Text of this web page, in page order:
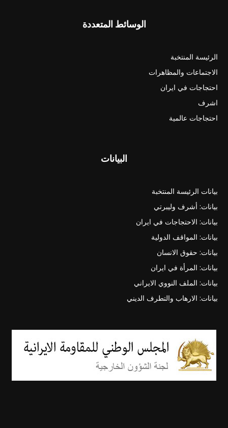
الوسائط المتعددة
الرئيسة المنتخبة
الاجتماعات والمظاهرات
احتجاجات في ايران
اشرف
احتجاجات عالمية
البيانات
بيانات الرئيسة المنتخبة
بيانات: أشرف وليبرتي
بيانات: الاحتجاجات في ايران
بيانات: المواقف الدولية
بيانات: حقوق الانسان
بيانات: المرأة في ايران
بيانات: الملف النووي الايراني
بيانات: الارهاب والتطرف الديني